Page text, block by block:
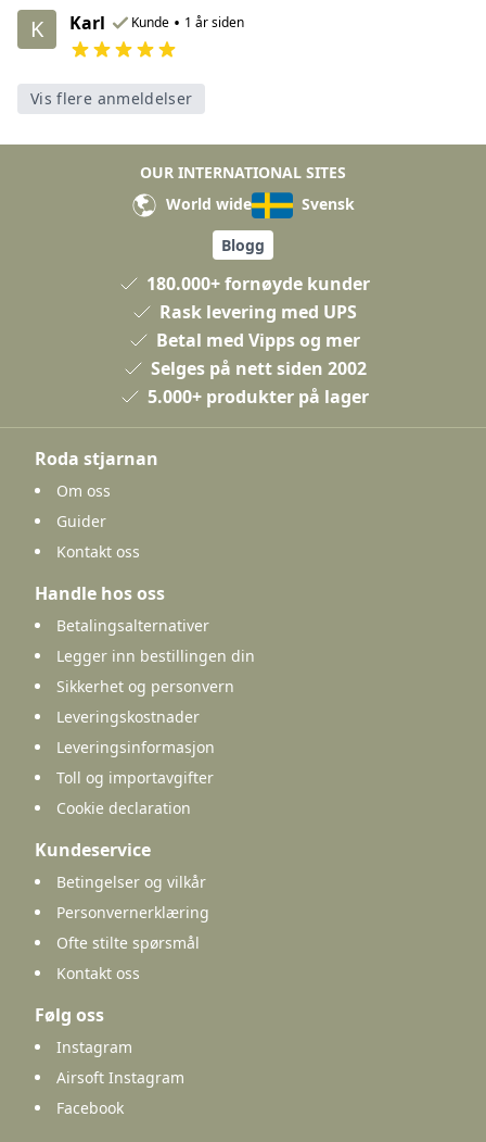
K Karl Kunde • 1 år siden
Vis flere anmeldelser
OUR INTERNATIONAL SITES
World wide
Svensk
Blogg
180.000+ fornøyde kunder
Rask levering med UPS
Betal med Vipps og mer
Selges på nett siden 2002
5.000+ produkter på lager
Roda stjarnan
Om oss
Guider
Kontakt oss
Handle hos oss
Betalingsalternativer
Legger inn bestillingen din
Sikkerhet og personvern
Leveringskostnader
Leveringsinformasjon
Toll og importavgifter
Cookie declaration
Kundeservice
Betingelser og vilkår
Personvernerklæring
Ofte stilte spørsmål
Kontakt oss
Følg oss
Instagram
Airsoft Instagram
Facebook